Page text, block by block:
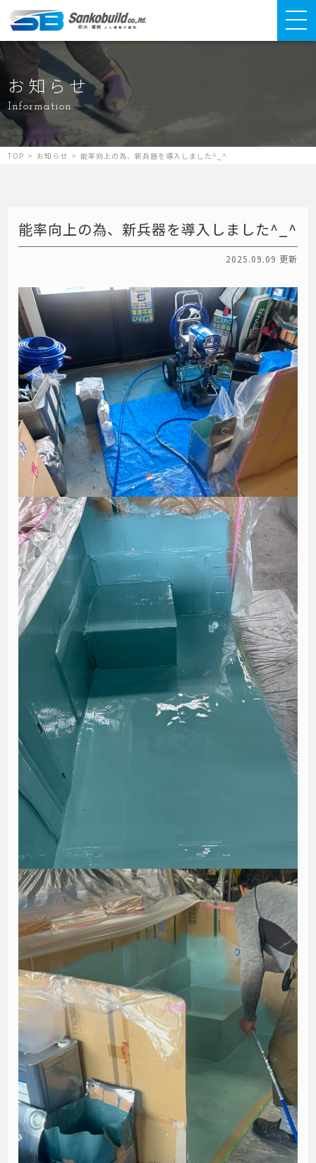
お知らせ
Information
TOP > お知らせ > 能率向上の為、新兵器を導入しました^_^
能率向上の為、新兵器を導入しました^_^
2025.09.09 更新